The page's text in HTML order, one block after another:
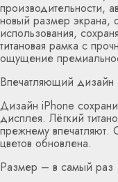
производительности,
новый размер экрана,
использования,
титановая рамка с
ощущение
Впечатляющий дизайн
Дизайн iPhone
дисплея. Лёгкий
прежнему впечатляют.
цветов обновлена.
Размер – в самый раз